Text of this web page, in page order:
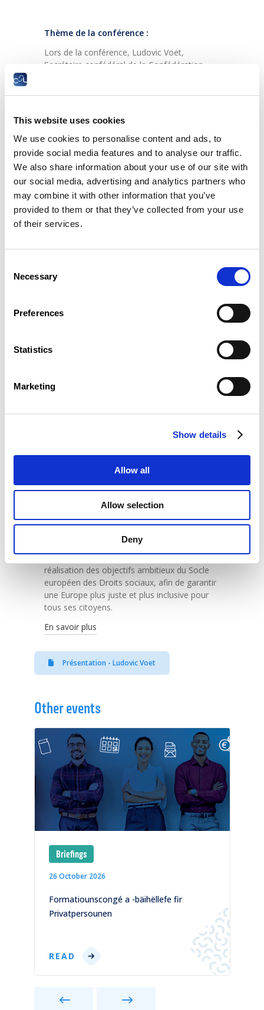
This website uses cookies
We use cookies to personalise content and ads, to
provide social media features and to analyse our traffic.
We also share information about your use of our site with
our social media, advertising and analytics partners who
may combine it with other information that you’ve
provided to them or that they’ve collected from your use
of their services.
Selection
Necessary
Preferences
Statistics
Marketing
Show details
Allow all
Allow selection
Deny
Thème de la conférence :
Lors de la conférence, Ludovic Voet,
Secrétaire confédéral de la Confédération
tangibles et ses défis persistants dans un
contexte d’incertitude économique et sociale.
Il soulignera les succès concrets obtenus
entre autres depuis le sommet social de
Porto en mai 2021, mettant en évidence les
mesures prises pour renforcer les droits des
travailleurs, promouvoir l’égalité des genres,
et améliorer l’accès à la protection sociale à
travers l’Europe. Cependant, il ne manquera
protection sociale universelle.
également examinée de près, offrant une
pour faire avancer l’agenda social européen.
gouvernements nationaux pour garantir que
sociaux se concrétisent dans la législation et
forme pour discuter des prochaines étapes
cruciales, notamment la nécessité de
renforcer la coordination entre les États
inclusif avec les partenaires sociaux, et de
veiller à ce que les politiques économiques
sociaux. En résumé, elle visera à mobiliser les
acteurs concernés pour accélérer la
réalisation des objectifs ambitieux du Socle
européen des Droits sociaux, afin de garantir
une Europe plus juste et plus inclusive pour
tous ses citoyens.
En savoir plus
Présentation - Ludovic Voet
Other events
Briefings
26 October 2026
Formatiounscongé a -bäihëllefe fir
Privatpersounen
READ